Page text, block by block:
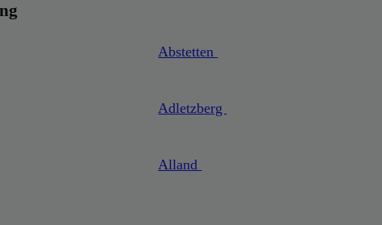
Abstetten
Adletzberg
Alland